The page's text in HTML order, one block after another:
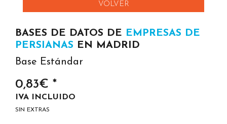
VOLVER
BASES DE DATOS DE EMPRESAS DE
PERSIANAS EN MADRID
Base Estándar
0,83€ *
IVA INCLUIDO
SIN EXTRAS